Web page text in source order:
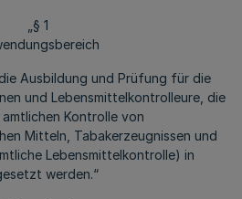
„§ 1
Ausbildung und Prüfung für die
und Lebensmittelkontrolleure, die
Kontrolle von
Mitteln, Tabakerzeugnissen und
Lebensmittelkontrolle) in
werden.“